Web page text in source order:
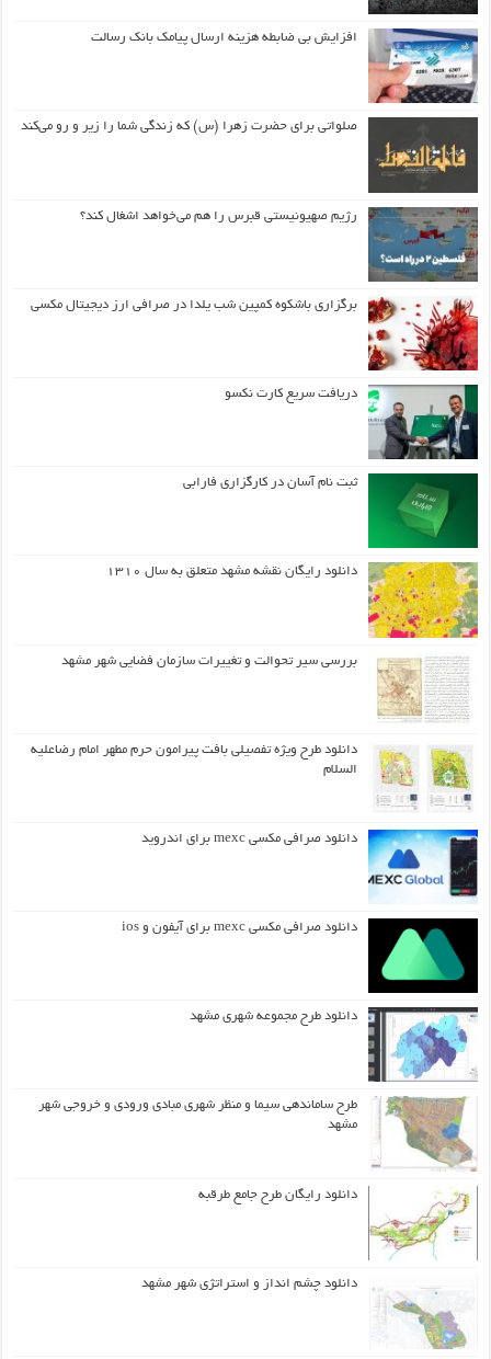
افزایش بی ضابطه هزینه ارسال پیامک بانک رسالت
صلواتی برای حضرت زهرا (س) که زندگی شما را زیر و رو می‌کند
رژیم صهیونیستی قبرس را هم می‌خواهد اشغال کند؟
برگزاری باشکوه کمپین شب یلدا در صرافی ارز دیجیتال مکسی
دریافت سریع کارت نکسو
ثبت نام آسان در کارگزاری فارابی
دانلود رایگان نقشه مشهد متعلق به سال ۱۳۱۰
بررسی سیر تحوالت و تغییرات سازمان فضایی شهر مشهد
دانلود طرح ويژه تفصيلي بافت پيرامون حرم مطهر امام رضاعليه
السلام
دانلود صرافی مکسی mexc برای اندروید
دانلود صرافی مکسی mexc برای آیفون و ios
دانلود طرح مجموعه شهری مشهد
طرح ساماندهی سیما و منظر شهری مبادی ورودی و خروجی شهر
مشهد
دانلود رایگان طرح جامع طرقبه
دانلود چشم انداز و استراتژی شهر مشهد